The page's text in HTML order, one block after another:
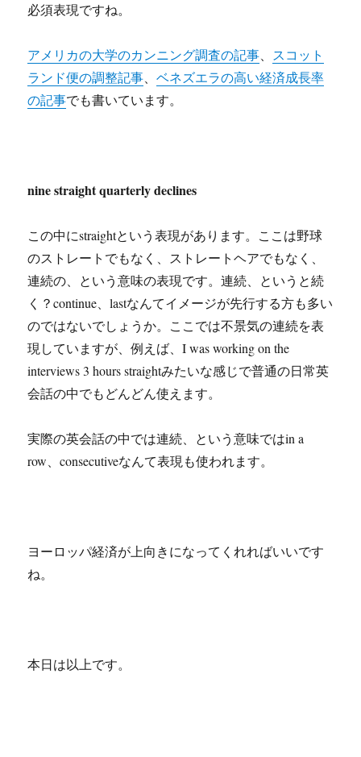
必須表現ですね。
アメリカの大学のカンニング調査の記事
スコット
ランド便の調整記事 、ベネズエラの高い経済成長率
の記事でも書いています。
nine straight quarterly declines
この中にstraightという表現があります。ここは野球
のストレートでもなく、ストレートヘアでもなく、
連続の、という意味の表現です。連続、というと続
く？continue、lastなんてイメージが先行する方も多い
のではないでしょうか。ここでは不景気の連続を表
現していますが、例えば、I was working on the
interviews 3 hours straightみたいな感じで普通の日常英
会話の中でもどんどん使えます。
実際の英会話の中では連続、という意味ではin a
row、consecutiveなんて表現も使われます。
ヨーロッパ経済が上向きになってくれればいいです
ね。
本日は以上です。